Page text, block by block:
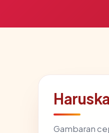
Gambaran